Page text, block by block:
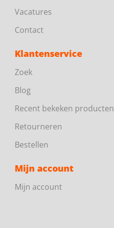
Vacatures
Contact
Klantenservice
Zoek
Blog
Recent bekeken producten
Retourneren
Bestellen
Mijn account
Mijn account